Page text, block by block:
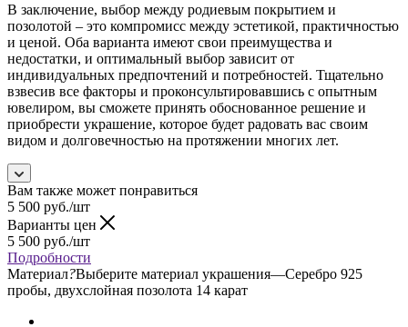
В заключение, выбор между родиевым покрытием и
позолотой – это компромисс между эстетикой, практичностью
и ценой. Оба варианта имеют свои преимущества и
недостатки, и оптимальный выбор зависит от
индивидуальных предпочтений и потребностей. Тщательно
взвесив все факторы и проконсультировавшись с опытным
ювелиром, вы сможете принять обоснованное решение и
приобрести украшение, которое будет радовать вас своим
видом и долговечностью на протяжении многих лет.
Вам также может понравиться
5 500 руб./шт
Варианты цен
5 500 руб./шт
Подробности
Материал?Выберите материал украшения—Серебро 925
пробы, двухслойная позолота 14 карат